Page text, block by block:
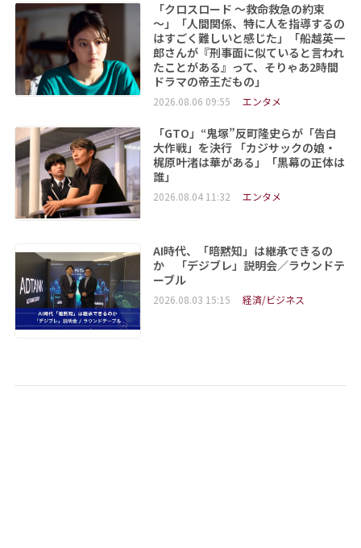
「クロスロード ～救命救急の約束
～」「人間関係、特に人を指導するの
はすごく難しいと感じた」「船越英一
郎さんが『刑事面に似ていると言われ
たことがある』って、そりゃあ2時間
ドラマの帝王だもの」
2026.08.06 09:55 エンタメ
「GTO」“鬼塚”反町隆史らが「告白
大作戦」を決行 「カジサックの娘・
梶原叶渚は華がある」「黒幕の正体は
誰」
2026.08.04 11:32 エンタメ
AI時代、「暗黙知」は継承できるの
か 「デジブレ」説明会／ラウンドテ
ーブル
2026.08.03 15:15 経済/ビジネス